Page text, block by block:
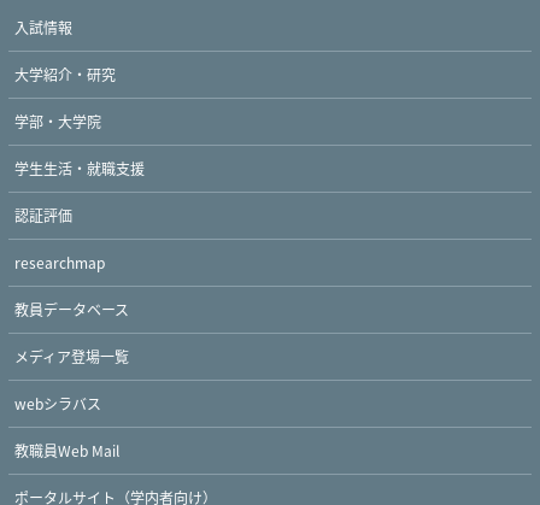
入試情報
大学紹介・研究
学部・大学院
学生生活・就職支援
認証評価
researchmap
教員データベース
メディア登場一覧
webシラバス
教職員Web Mail
ポータルサイト（学内者向け）